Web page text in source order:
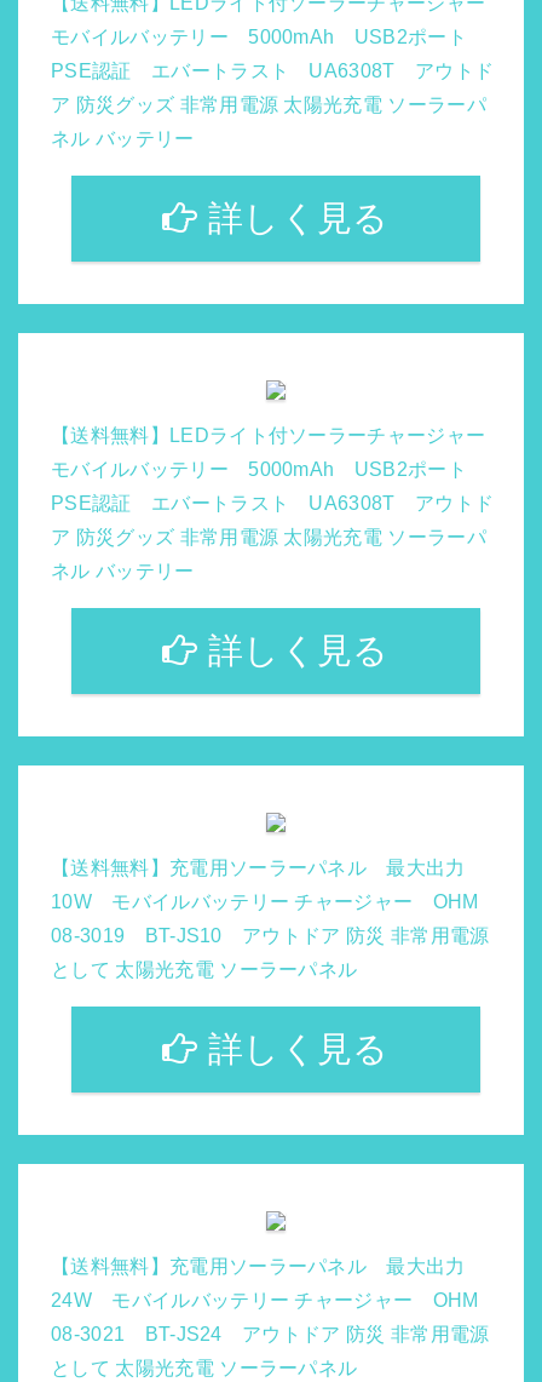
モバイルバッテリー 5000mAh USB2ポート
PSE認証 エバートラスト UA6308T アウトド
ア 防災グッズ 非常用電源 太陽光充電 ソーラーパ
ネル バッテリー
詳しく見る
【送料無料】LEDライト付ソーラーチャージャー
モバイルバッテリー 5000mAh USB2ポート
PSE認証 エバートラスト UA6308T アウトド
ア 防災グッズ 非常用電源 太陽光充電 ソーラーパ
ネル バッテリー
詳しく見る
【送料無料】充電用ソーラーパネル 最大出力
10W モバイルバッテリー チャージャー OHM
08-3019 BT-JS10 アウトドア 防災 非常用電源
として 太陽光充電 ソーラーパネル
詳しく見る
【送料無料】充電用ソーラーパネル 最大出力
24W モバイルバッテリー チャージャー OHM
08-3021 BT-JS24 アウトドア 防災 非常用電源
として 太陽光充電 ソーラーパネル